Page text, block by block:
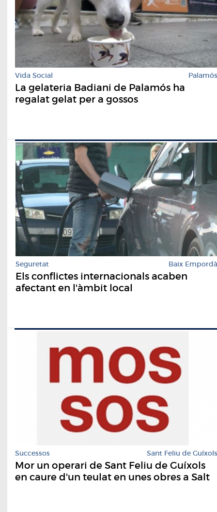
Vida Social Palamós
La gelateria Badiani de Palamós ha
regalat gelat per a gossos
Seguretat Baix Empordà
Els conflictes internacionals acaben
afectant en l'àmbit local
Successos Sant Feliu de Guíxols
Mor un operari de Sant Feliu de Guíxols
en caure d'un teulat en unes obres a Salt